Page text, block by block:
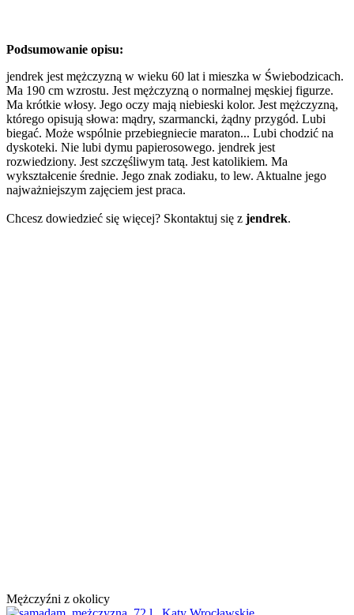
Podsumowanie opisu:
jendrek jest mężczyzną w wieku 60 lat i mieszka w Świebodzicach.
Ma 190 cm wzrostu. Jest mężczyzną o normalnej męskiej figurze.
Ma krótkie włosy. Jego oczy mają niebieski kolor. Jest mężczyzną,
którego opisują słowa: mądry, szarmancki, żądny przygód. Lubi
biegać. Może wspólnie przebiegniecie maraton... Lubi chodzić na
dyskoteki. Nie lubi dymu papierosowego. jendrek jest
rozwiedziony. Jest szczęśliwym tatą. Jest katolikiem. Ma
wykształcenie średnie. Jego znak zodiaku, to lew. Aktualne jego
najważniejszym zajęciem jest praca.
Chcesz dowiedzieć się więcej? Skontaktuj się z jendrek.
Mężczyźni z okolicy